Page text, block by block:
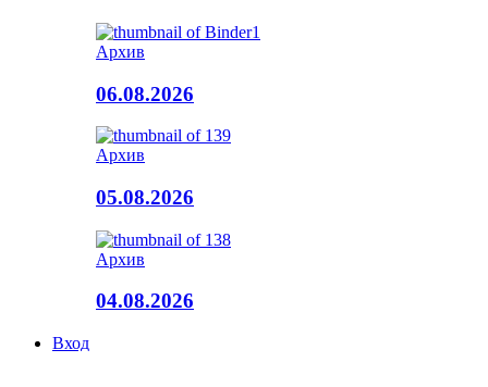
Архив
06.08.2026
Архив
05.08.2026
Архив
04.08.2026
Вход